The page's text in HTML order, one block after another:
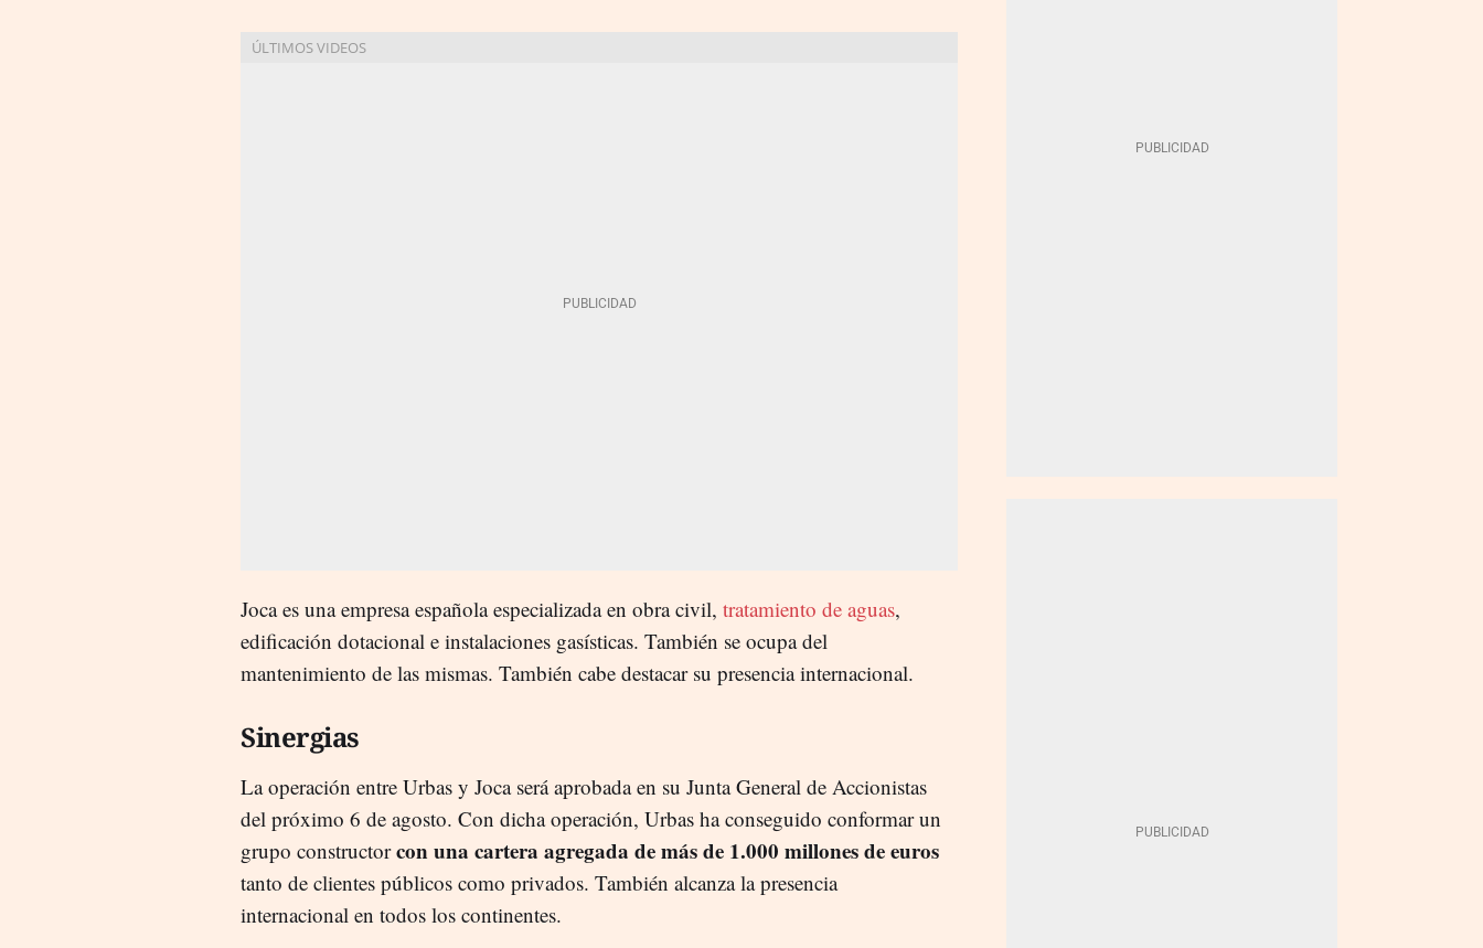
Joca es una empresa española especializada en obra civil, tratamiento de aguas,
edificación dotacional e instalaciones gasísticas. También se ocupa del
mantenimiento de las mismas. También cabe destacar su presencia internacional.
Sinergias
La operación entre Urbas y Joca será aprobada en su Junta General de Accionistas
del próximo 6 de agosto. Con dicha operación, Urbas ha conseguido conformar un
grupo constructorcon una cartera agregada de más de 1.000 millones de euros
tanto de clientes públicos como privados. También alcanza la presencia
internacional en todos los continentes.